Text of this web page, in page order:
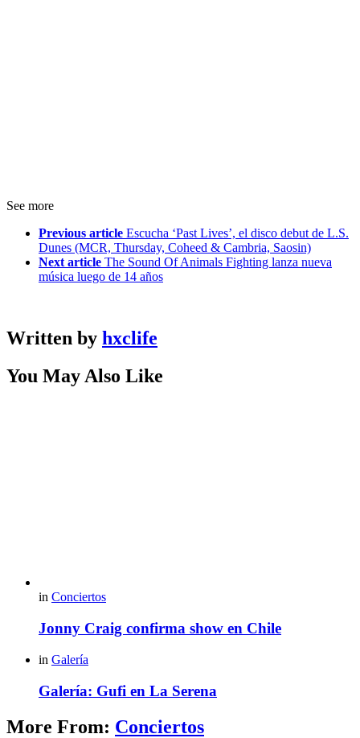
See more
Previous article Escucha ‘Past Lives’, el disco debut de L.S.
Dunes (MCR, Thursday, Coheed & Cambria, Saosin)
Next article The Sound Of Animals Fighting lanza nueva
música luego de 14 años
Written by hxclife
You May Also Like
in Conciertos
Jonny Craig confirma show en Chile
in Galería
Galería: Gufi en La Serena
More From: Conciertos